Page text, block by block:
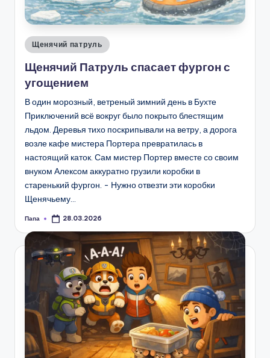
Опубликовано
Щенячий патруль
Щенячий Патруль спасает фургон с
угощением
В один морозный, ветреный зимний день в Бухте
Приключений всё вокруг было покрыто блестящим
льдом. Деревья тихо поскрипывали на ветру, а дорога
возле кафе мистера Портера превратилась в
настоящий каток. Сам мистер Портер вместе со своим
внуком Алексом аккуратно грузили коробки в
старенький фургон. - Нужно отвезти эти коробки
Щенячьему…
Запись
Папа 28.03.2026